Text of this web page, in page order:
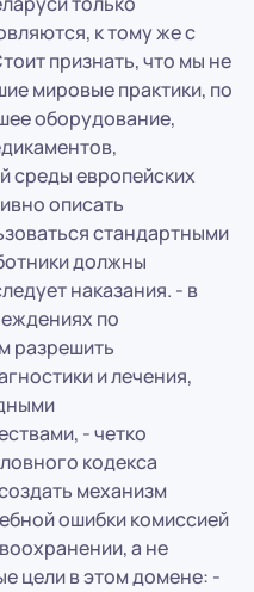
к тому же с
признать, что мы не
мировые практики, по
оборудование,
среды европейских
описать
стандартными
должны
наказания. - в
по
разрешить
и лечения,
- четко
кодекса
механизм
ошибки комиссией
а не
цели в этом домене: -